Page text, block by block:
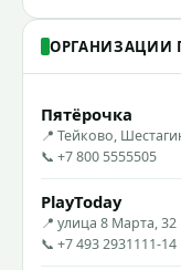
ОРГАНИЗАЦИИ
Пятёрочка
📍 Тейково,
📞 +7 800 5555505
PlayToday
📍 улица 8 Марта, 32
📞 +7 493 2931111-14